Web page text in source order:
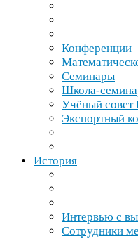
Конференции
Семинары
Школа-​
Учёный совет
Экспортный
История
Интервью с
Сотрудники